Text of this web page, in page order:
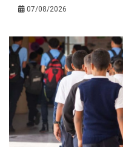
07/08/2026